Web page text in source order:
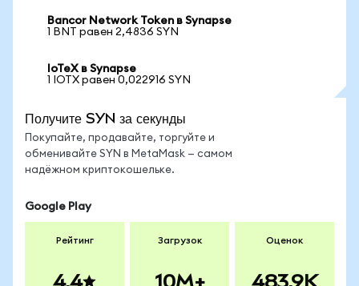
Bancor Network Token в Synapse
1 BNT равен 2,4836 SYN
IoTeX в Synapse
1 IOTX равен 0,022916 SYN
Получите SYN за секунды
Покупайте, продавайте, торгуйте и
обменивайте SYN в MetaMask — самом
надёжном криптокошельке.
Google Play
Рейтинг
4.4
Загрузок
10M+
Оценок
483.9K